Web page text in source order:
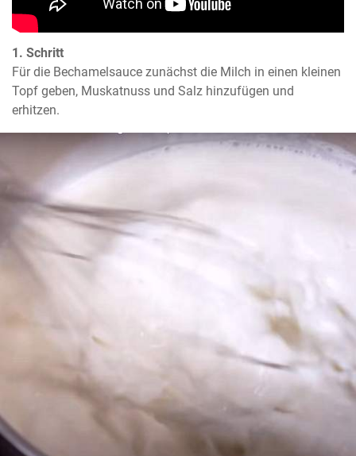
1. Schritt
Für die Bechamelsauce zunächst die Milch in einen kleinen
Topf geben, Muskatnuss und Salz hinzufügen und
erhitzen.